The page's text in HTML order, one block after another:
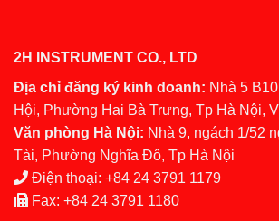
2H INSTRUMENT CO., LTD
Địa chỉ đăng ký kinh doanh: Nhà 5
Hội, Phường Hai Bà Trưng, Tp Hà Nội,
Văn phòng Hà Nội: Nhà 9, ngách 1/52
Tài, Phường Nghĩa Đô, Tp Hà Nội
Điện thoại: +84 24 3791 1179
Fax: +84 24 3791 1180